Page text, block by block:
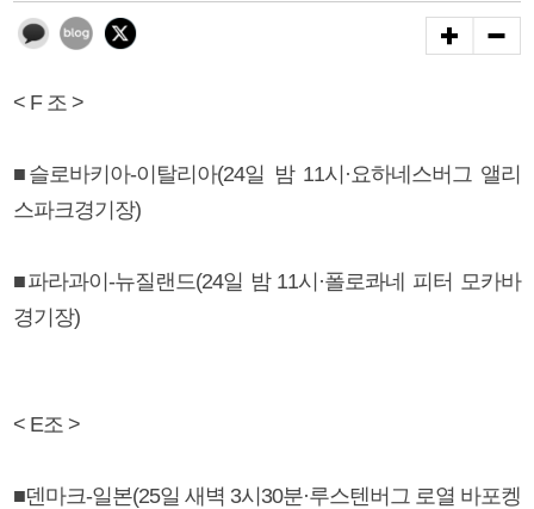
< F 조 >
■슬로바키아-이탈리아(24일 밤 11시·요하네스버그 앨리
스파크경기장)
■파라과이-뉴질랜드(24일 밤 11시·폴로콰네 피터 모카바
경기장)
< E조 >
■덴마크-일본(25일 새벽 3시30분·루스텐버그 로열 바포켕